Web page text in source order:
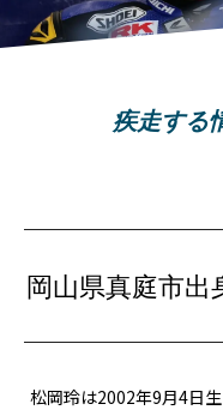
疾走する
岡山県真庭市
松岡玲は2002年9月4日